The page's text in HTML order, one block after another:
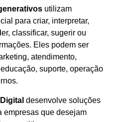
utilizam
para criar, interpretar,
classificar, sugerir ou
Eles podem ser
atendimento,
suporte, operação
desenvolve soluções
empresas que desejam